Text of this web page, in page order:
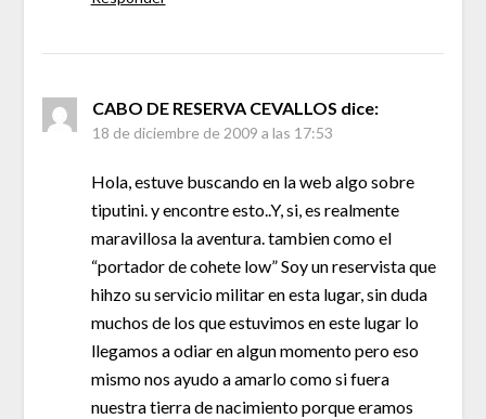
CABO DE RESERVA CEVALLOS dice:
18 de diciembre de 2009 a las 17:53
Hola, estuve buscando en la web algo sobre
tiputini. y encontre esto..Y, si, es realmente
maravillosa la aventura. tambien como el
“portador de cohete low” Soy un reservista que
hihzo su servicio militar en esta lugar, sin duda
muchos de los que estuvimos en este lugar lo
llegamos a odiar en algun momento pero eso
mismo nos ayudo a amarlo como si fuera
nuestra tierra de nacimiento porque eramos